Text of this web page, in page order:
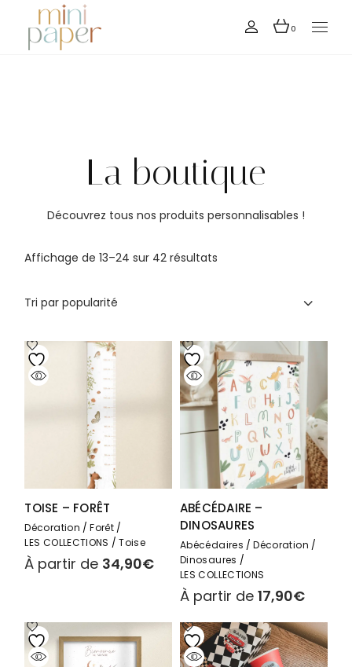
0
La boutique
Découvrez tous nos produits personnalisables !
Affichage de 13–24 sur 42 résultats
Tri par popularité
TOISE – FORÊT
Décoration
Forêt
LES COLLECTIONS
Toise
À partir de 34,90€
ABÉCÉDAIRE –
DINOSAURES
Abécédaires
Décoration
Dinosaures
LES COLLECTIONS
À partir de 17,90€